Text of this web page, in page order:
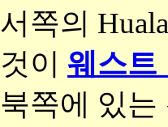
서쪽의
것이 웨스트
북쪽에 있는